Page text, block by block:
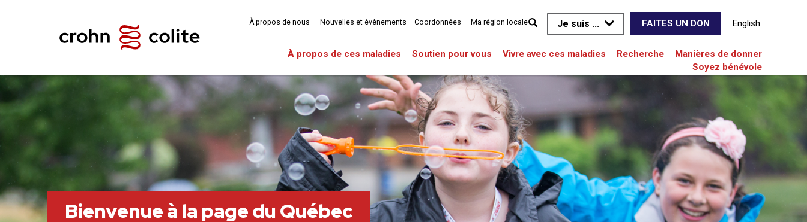
Je suis ... FAITES UN DON English
À propos de ces maladies Soutien pour vous Vivre avec ces maladies Recherche
Manières de donner
Soyez bénévole
À propos de nous Nouvelles et évènements Coordonnées Ma région locale
Bienvenue à la page du Québec